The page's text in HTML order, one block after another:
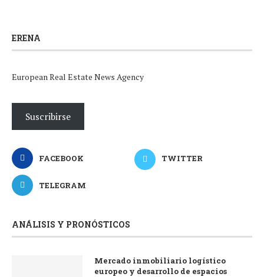
ERENA
European Real Estate News Agency
Suscribirse
FACEBOOK TWITTER
TELEGRAM
ANÁLISIS Y PRONÓSTICOS
Mercado inmobiliario logístico
europeo y desarrollo de espacios